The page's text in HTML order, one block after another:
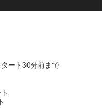
ート30分前まで